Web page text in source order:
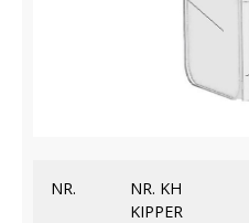
NR.
NR. KH
KIPPER